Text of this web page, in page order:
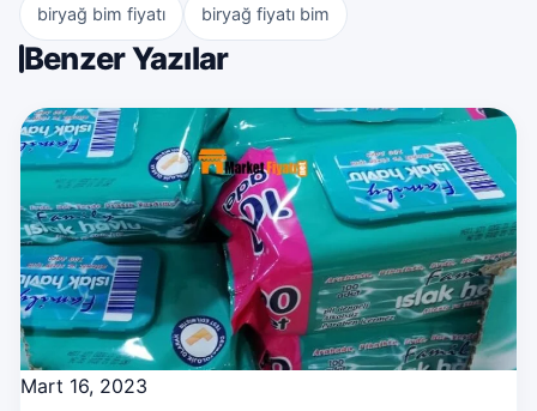
biryağ bim fiyatı biryağ fiyatı bim
Benzer Yazılar
Mart 16, 2023